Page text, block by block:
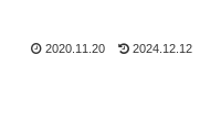
2020.11.20 2024.12.12